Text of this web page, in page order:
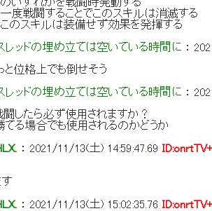
かを戦闘時発動する
ることでこのスキルは消滅する
は装備せず効果を発揮する
レッドの埋め立ては空いている時間に ：
と位格上でも倒せそう
レッドの埋め立ては空いている時間に ：
したら必ず使用されますか？
る場合でも使用されるのかどうか
：2021/11/13(土) 14:59:47.69
：2021/11/13(土) 15:02:35.76